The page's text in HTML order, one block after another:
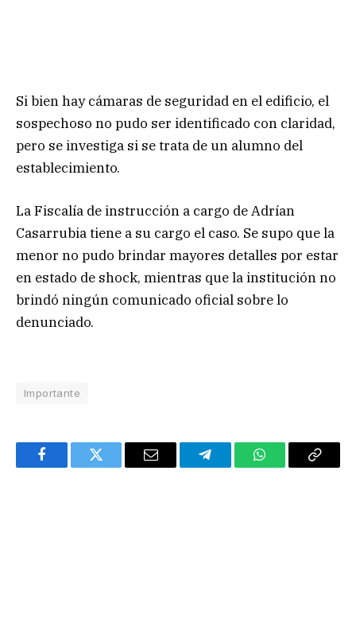
Si bien hay cámaras de seguridad en el edificio, el
sospechoso no pudo ser identificado con claridad,
pero se investiga si se trata de un alumno del
establecimiento.
La Fiscalía de instrucción a cargo de Adrían
Casarrubia tiene a su cargo el caso. Se supo que la
menor no pudo brindar mayores detalles por estar
en estado de shock, mientras que la institución no
brindó ningún comunicado oficial sobre lo
denunciado.
Importante
FacebookTwitter Email TelegramWhatsAppCopy